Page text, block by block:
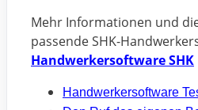
Mehr Informationen und
passende SHK-
Handwerkersoftware SHK
Handwerkersoftware